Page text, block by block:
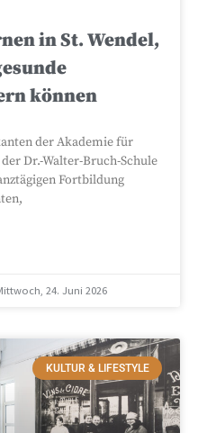
in St. Wendel,
können
der Akademie für
Dr.-Walter-Bruch-Schule
Fortbildung
24. Juni 2026
KULTUR & LIFESTYLE